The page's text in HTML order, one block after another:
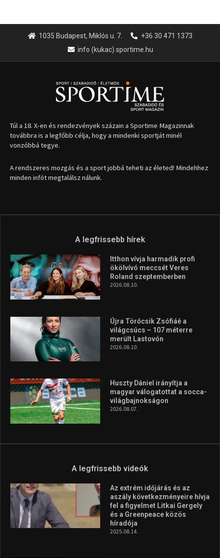
1035 Budapest, Miklós u. 7.
+36 30 471 1373
info (kukac) sportime.hu
Túl a 18. X-en és rendezvények százain a Sportime Magazinnak
továbbra is a legfőbb célja, hogy a mindenki sportját minél
vonzóbbá tegye.
A rendszeres mozgás és a sport jobbá teheti az életed! Mindehhez
minden infót megtalálsz nálunk.
A legfrissebb hírek
Itthon vívja harmadik profi
ökölvívó meccsét Veres
Roland szeptemberben
2026.08.10.
Újra Törőcsik Zsófiáé a
világcsúcs – 107 méterre
merült Lastovón
2026.08.10.
Huszty Dániel irányítja a
magyar válogatottat a socca-
világbajnokságon
2026.08.07.
A legfrissebb videók
Az extrém időjárás és az
aszály következményeire hívja
fel a figyelmet Litkai Gergely
és a Greenpeace közös
híradója
2025.08.14.